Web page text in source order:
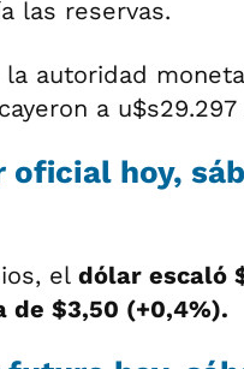
las reservas.
autoridad
a
hoy,
el dólar escaló
de $3,50 (+0,4%).